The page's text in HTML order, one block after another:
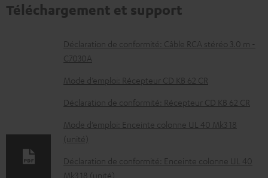
Téléchargement et support
D
o
c
u
e
t
Déclaration de conformité: Câble RCA stéréo 3.0 m -
C7030A
Mode d’emploi: Récepteur CD KB 62 CR
Déclaration de conformité: Récepteur CD KB 62 CR
Mode d’emploi: Enceinte colonne UL 40 Mk3 18
(unité)
Déclaration de conformité: Enceinte colonne UL 40
Mk3 18 (unité)